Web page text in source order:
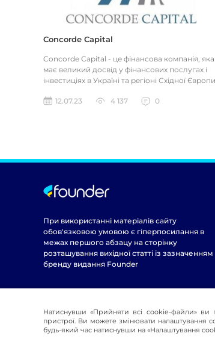
Concorde Capital
Concorde Capital - це фінансова компанія, яка
має великий досвід у фінансових послугах і
інвестиціях в Україні та регіоні Східної
12.07.23
4 137 0
При використанні матеріалів сайту
обов'язковою умовою є гіперпосилання в
межах першого абзацу на сторінку
розташування вихідної статті із зазначенням
бренду видання Founder
© 2016-2026 Founder
Натиснувши «Прийняти всі cookie-файли» ви
пристрої. Ви можете змінювати налаштування
будь-який час натиснувши на «Налаштування